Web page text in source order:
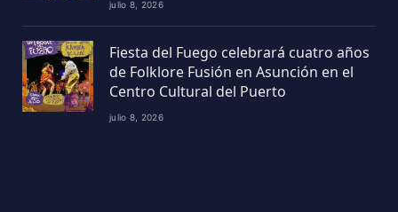
julio 8, 2026
Fiesta del Fuego celebrará cuatro años
de Folklore Fusión en Asunción en el
Centro Cultural del Puerto
julio 8, 2026